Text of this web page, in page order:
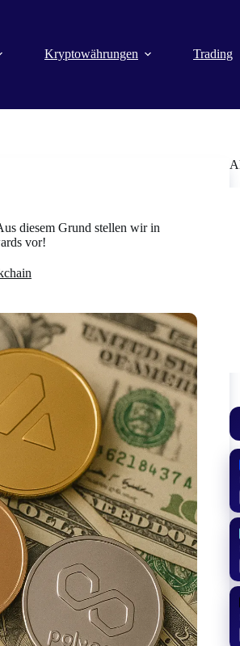
Kryptowährungen Trading
diesem Grund stellen wir in
vor!